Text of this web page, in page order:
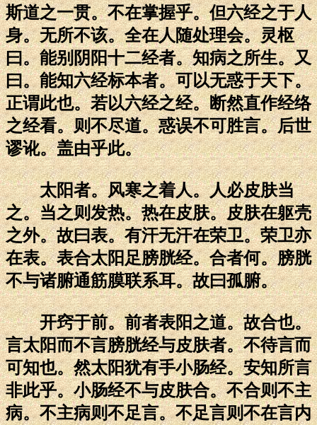
斯道之一贯。不在掌握乎。但六经之于人
身。无所不该。全在人随处理会。灵枢
曰。能别阴阳十二经者。知病之所生。又
曰。能知六经标本者。可以无惑于天下。
正谓此也。若以六经之经。断然直作经络
之经看。则不尽道。惑误不可胜言。后世
谬讹。盖由乎此。
太阳者。风寒之着人。人必皮肤当
之。当之则发热。热在皮肤。皮肤在躯壳
之外。故曰表。有汗无汗在荣卫。荣卫亦
在表。表合太阳足膀胱经。合者何。膀胱
不与诸腑通筋膜联系耳。故曰孤腑。
开窍于前。前者表阳之道。故合也。
言太阳而不言膀胱经与皮肤者。不待言而
可知也。然太阳犹有手小肠经。安知所言
非此乎。小肠经不与皮肤合。不合则不主
病。不主病则不足言。不足言则不在言内